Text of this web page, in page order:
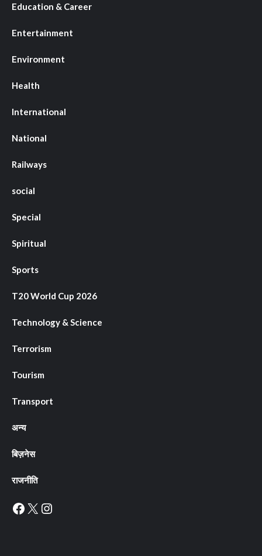
Education & Career
Entertainment
Environment
Health
International
National
Railways
social
Special
Spiritual
Sports
T20 World Cup 2026
Technology & Science
Terrorism
Tourism
Transport
अन्य
बिज़नेस
राजनीति
Facebook
X Instagram